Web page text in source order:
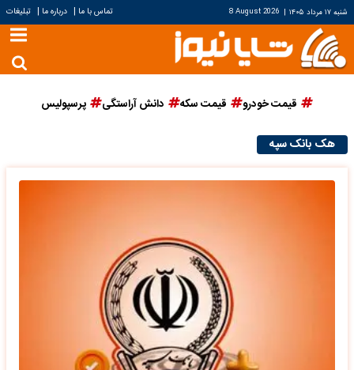
شنبه ۱۷ مرداد ۱۴۰۵ |
8 August 2026 تماس با ما | درباره ما | تبلیغات
قیمت خودرو قیمت سکه دانش آراستگی پرسپولیس
هک بانک سپه